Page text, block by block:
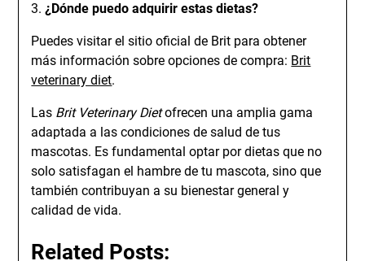
3.¿Dónde puedo adquirir estas dietas?
Puedes visitar el sitio oficial de Brit para obtener
más información sobre opciones de compra: Brit
veterinary diet.
Las Brit Veterinary Dietofrecen una amplia gama
adaptada a las condiciones de salud de tus
mascotas. Es fundamental optar por dietas que no
solo satisfagan el hambre de tu mascota, sino que
también contribuyan a su bienestar general y
calidad de vida.
Related Posts: